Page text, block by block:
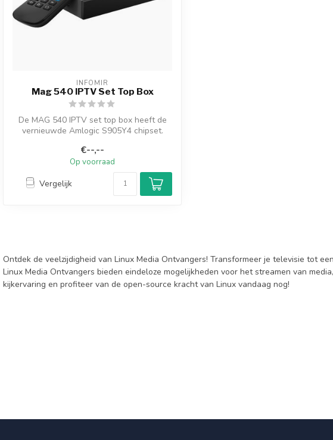
INFOMIR
Mag 540 IPTV Set Top Box
De MAG 540 IPTV set top box heeft de
vernieuwde Amlogic S905Y4 chipset.
€--,--
Op voorraad
Vergelijk
Ontdek de veelzijdigheid van Linux Media Ontvangers! Transformeer je televisie tot
Linux Media Ontvangers bieden eindeloze mogelijkheden voor het streamen van
kijkervaring en profiteer van de open-source kracht van Linux vandaag nog!